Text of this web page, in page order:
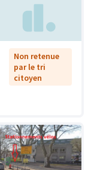
Non retenue
par le tri
citoyen